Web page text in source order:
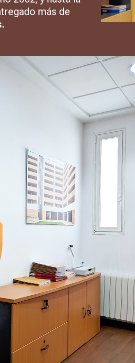
más de